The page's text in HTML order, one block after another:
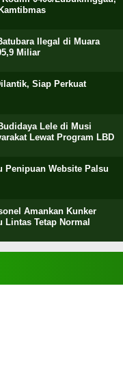
Ilegal di Muara
Miliar
Siap Perkuat
Lele di Musi
Lewat Program LBD
Penipuan Website Palsu
Amankan Kunker
Tetap Normal